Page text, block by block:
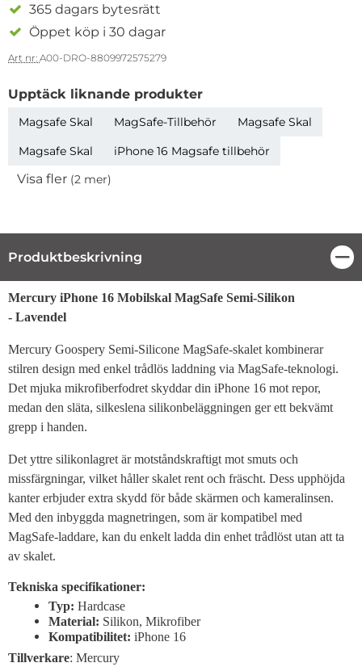
365 dagars bytesrätt
Öppet köp i 30 dagar
Art nr: A00-DRO-8809972575279
Upptäck liknande produkter
Magsafe Skal MagSafe-Tillbehör
Magsafe Skal
Magsafe Skal
iPhone 16 Magsafe tillbehör
Visa fler (2 mer)
Produktbeskrivning
Produktbeskrivning
Mercury iPhone 16 Mobilskal MagSafe Semi-Silikon
- Lavendel
Mercury Goospery Semi-Silicone MagSafe-skalet kombinerar
stilren design med enkel trådlös laddning via MagSafe-teknologi.
Det mjuka mikrofiberfodret skyddar din iPhone 16 mot repor,
medan den släta, silkeslena silikonbeläggningen ger ett bekvämt
grepp i handen.
Det yttre silikonlagret är motståndskraftigt mot smuts och
missfärgningar, vilket håller skalet rent och fräscht. Dess upphöjda
kanter erbjuder extra skydd för både skärmen och kameralinsen.
Med den inbyggda magnetringen, som är kompatibel med
MagSafe-laddare, kan du enkelt ladda din enhet trådlöst utan att ta
av skalet.
Tekniska specifikationer:
Typ: Hardcase
Material: Silikon, Mikrofiber
Kompatibilitet: iPhone 16
Tillverkare: Mercury